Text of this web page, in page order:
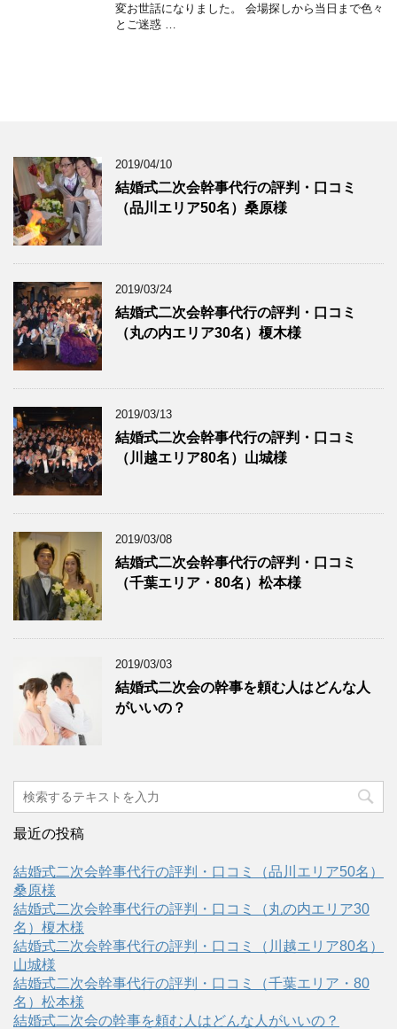
変お世話になりました。 会場探しから当日まで色々
とご迷惑 …
2019/04/10
結婚式二次会幹事代行の評判・口コミ
（品川エリア50名）桑原様
2019/03/24
結婚式二次会幹事代行の評判・口コミ
（丸の内エリア30名）榎木様
2019/03/13
結婚式二次会幹事代行の評判・口コミ
（川越エリア80名）山城様
2019/03/08
結婚式二次会幹事代行の評判・口コミ
（千葉エリア・80名）松本様
2019/03/03
結婚式二次会の幹事を頼む人はどんな人
がいいの？
最近の投稿
結婚式二次会幹事代行の評判・口コミ（品川エリア50名）
桑原様
結婚式二次会幹事代行の評判・口コミ（丸の内エリア30
名）榎木様
結婚式二次会幹事代行の評判・口コミ（川越エリア80名）
山城様
結婚式二次会幹事代行の評判・口コミ（千葉エリア・80
名）松本様
結婚式二次会の幹事を頼む人はどんな人がいいの？